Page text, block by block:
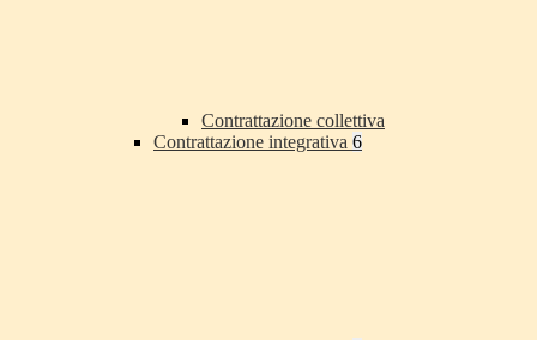
Contrattazione collettiva
Contrattazione integrativa 6